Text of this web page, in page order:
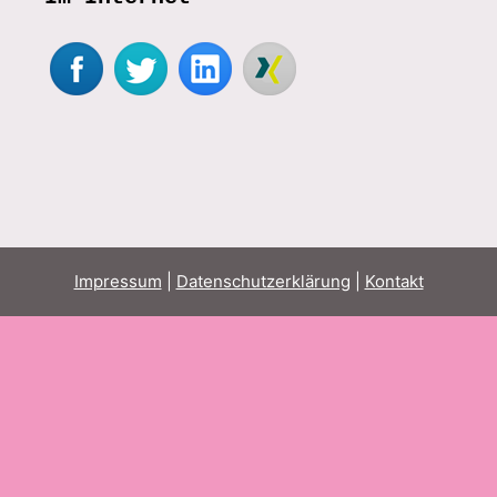
Impressum Datenschutzerklärung Kontakt